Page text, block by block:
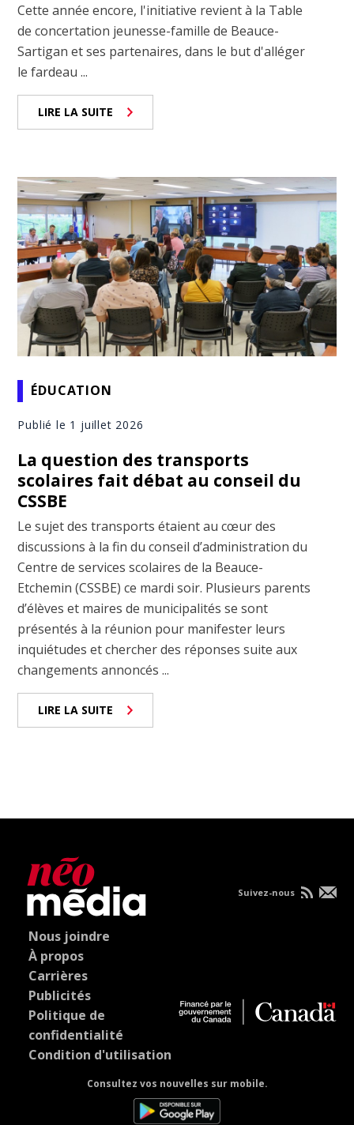
Cette année encore, l'initiative revient à la Table
de concertation jeunesse-famille de Beauce-
Sartigan et ses partenaires, dans le but d'alléger
le fardeau ...
LIRE LA SUITE
ÉDUCATION
Publié le 1 juillet 2026
La question des transports
scolaires fait débat au conseil du
CSSBE
Le sujet des transports étaient au cœur des
discussions à la fin du conseil d’administration du
Centre de services scolaires de la Beauce-
Etchemin (CSSBE) ce mardi soir. Plusieurs parents
d’élèves et maires de municipalités se sont
présentés à la réunion pour manifester leurs
inquiétudes et chercher des réponses suite aux
changements annoncés ...
LIRE LA SUITE
Nous joindre
À propos
Carrières
Publicités
Politique de
confidentialité
Condition d'utilisation
Consultez vos nouvelles sur mobile.
Suivez-nous